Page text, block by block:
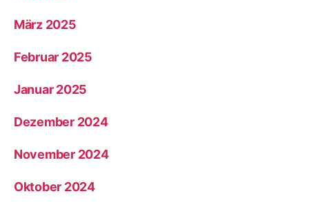
März 2025
Februar 2025
Januar 2025
Dezember 2024
November 2024
Oktober 2024